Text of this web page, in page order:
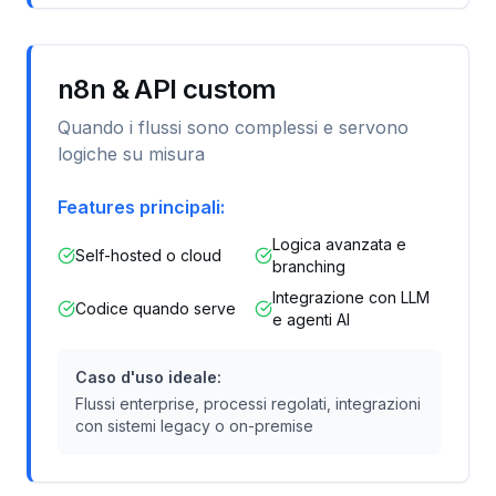
n8n & API custom
Quando i flussi sono complessi e servono
logiche su misura
Features principali:
Self-hosted o cloud
Logica avanzata e
branching
Codice quando serve
Integrazione con LLM
e agenti AI
Caso d'uso ideale:
Flussi enterprise, processi regolati, integrazioni
con sistemi legacy o on-premise